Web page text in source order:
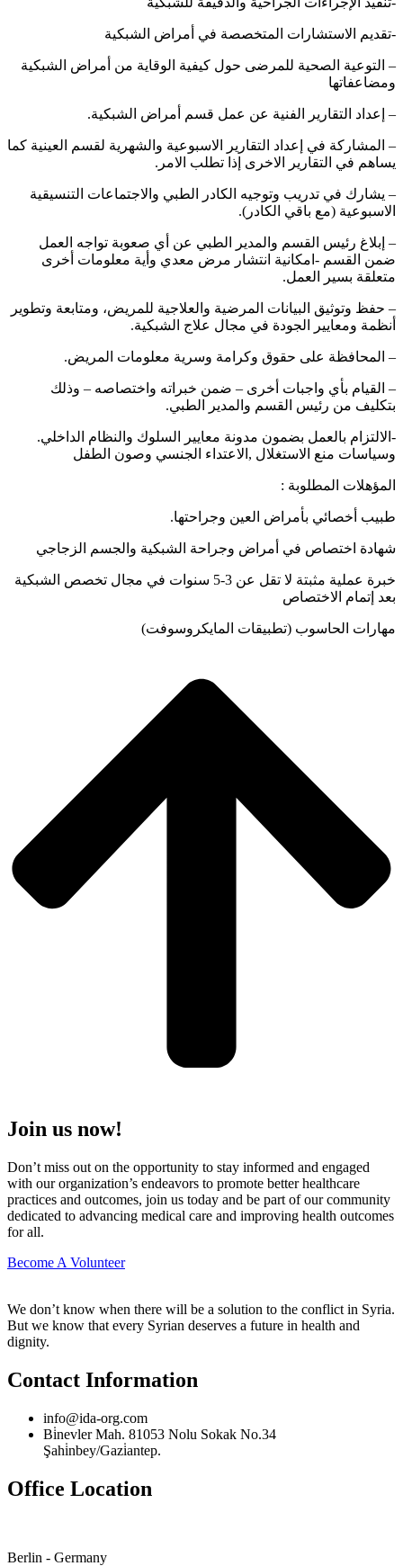
-تقديم الاستشارات المتخصصة في أمراض الشبكية
– التوعية الصحية للمرضى حول كيفية الوقاية من أمراض الشبكية
ومضاعفاتها
– إعداد التقارير الفنية عن عمل قسم أمراض الشبكية.
– المشاركة في إعداد التقارير الاسبوعية والشهرية لقسم العينية كما
يساهم في التقارير الاخرى إذا تطلب الامر.
– يشارك في تدريب وتوجيه الكادر الطبي والاجتماعات التنسيقية
الاسبوعية (مع باقي الكادر).
– إبلاغ رئيس القسم والمدير الطبي عن أي صعوبة تواجه العمل
ضمن القسم -امكانية انتشار مرض معدي وأية معلومات أخرى
متعلقة بسير العمل.
– حفظ وتوثيق البيانات المرضية والعلاجية للمريض، ومتابعة وتطوير
أنظمة ومعايير الجودة في مجال علاج الشبكية.
– المحافظة على حقوق وكرامة وسرية معلومات المريض.
– القيام بأي واجبات أخرى – ضمن خبراته واختصاصه – وذلك
بتكليف من رئيس القسم والمدير الطبي.
-الالتزام بالعمل بضمون مدونة معايير السلوك والنظام الداخلي.
وسياسات منع الاستغلال ,الاعتداء الجنسي وصون الطفل
المؤهلات المطلوبة :
طبيب أخصائي بأمراض العين وجراحتها.
شهادة اختصاص في أمراض وجراحة الشبكية والجسم الزجاجي
خبرة عملية مثبتة لا تقل عن 3-5 سنوات في مجال تخصص الشبكية
بعد إتمام الاختصاص
مهارات الحاسوب (تطبيقات المايكروسوفت)
Join us now!
Don’t miss out on the opportunity to stay informed and engaged
with our organization’s endeavors to promote better healthcare
practices and outcomes, join us today and be part of our community
dedicated to advancing medical care and improving health outcomes
for all.
Become A Volunteer
We don’t know when there will be a solution to the conflict in Syria.
But we know that every Syrian deserves a future in health and
dignity.
Contact Information
info@ida-org.com
Bi̇nevler Mah. 81053 Nolu Sokak No.34
Şahi̇nbey/Gazi̇antep.
Office Location
Berlin - Germany